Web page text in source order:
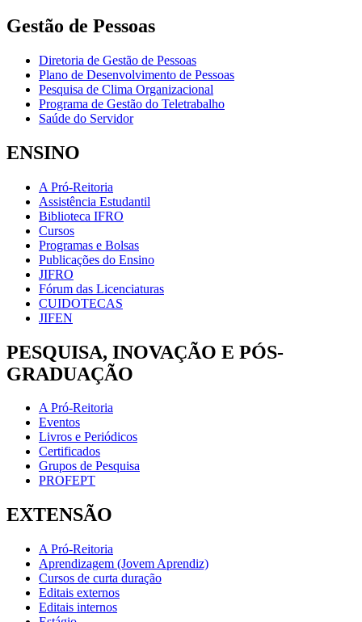
Gestão de Pessoas
Diretoria de Gestão de Pessoas
Plano de Desenvolvimento de Pessoas
Pesquisa de Clima Organizacional
Programa de Gestão do Teletrabalho
Saúde do Servidor
ENSINO
A Pró-Reitoria
Assistência Estudantil
Biblioteca IFRO
Cursos
Programas e Bolsas
Publicações do Ensino
JIFRO
Fórum das Licenciaturas
CUIDOTECAS
JIFEN
PESQUISA, INOVAÇÃO E PÓS-
GRADUAÇÃO
A Pró-Reitoria
Eventos
Livros e Periódicos
Certificados
Grupos de Pesquisa
PROFEPT
EXTENSÃO
A Pró-Reitoria
Aprendizagem (Jovem Aprendiz)
Cursos de curta duração
Editais externos
Editais internos